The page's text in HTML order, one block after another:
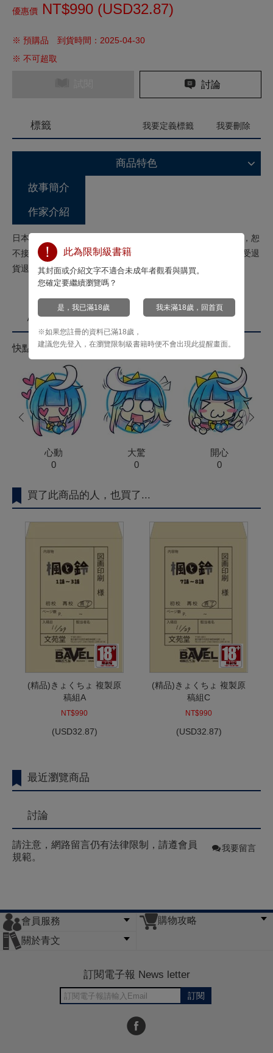
優惠價 NT$990 (USD32.87)
※ 預購品 到貨時間：2025-04-30
※ 不可超取
討論
標籤 我要定義標籤 我要刪除
商品特色
故事簡介
作家介紹
日本空運精品來台！※本商品為限量製作，預購訂單成立之後，恕
不接受退訂退款，僅內容商品有重大瑕疵時可以換貨，但不接受退
貨退款服務。
心情投票
快點來按心情投票拿菁點！
心動
0
大驚
0
開心
0
prev next
買了此商品的人，也買了...
(精品)きょくちょ 複製原
稿組A
NT$990
(USD32.87)
(精品)きょくちょ 複製原
稿組C
NT$990
(USD32.87)
最近瀏覽商品
討論
請注意，網路留言仍有法律限制，請遵會員
規範。
我要留言
此為限制級書籍
其封面或介紹文字不適合未成年者觀看與購買。
您確定要繼續瀏覽嗎？
是，我已滿18歲 我未滿18歲，回首頁
※如果您註冊的資料已滿18歲，
建議您先登入，在瀏覽限制級書籍時便不會出現此提醒畫面。
會員服務
會員辦法
客服信箱
隱私條款
網站導覽
購物攻略
關於青文
訂閱電子報 News letter
訂閱